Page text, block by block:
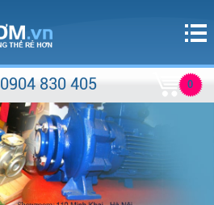
0904 830 405 0